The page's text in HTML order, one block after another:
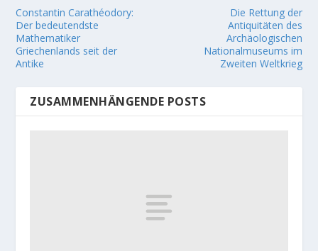
Constantin Carathéodory:
Der bedeutendste
Mathematiker
Griechenlands seit der
Antike
Die Rettung der
Antiquitäten des
Archäologischen
Nationalmuseums im
Zweiten Weltkrieg
ZUSAMMENHÄNGENDE POSTS